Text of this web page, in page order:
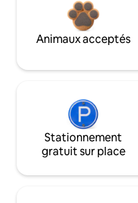
Animaux acceptés
Stationnement
gratuit sur place